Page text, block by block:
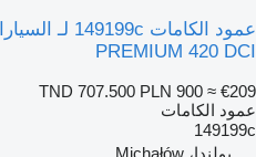
PREMIUM 420 DCI
TND 707.500 PLN 900 ≈ €209
عمود الكامات
149199c
بولندا، Michałów